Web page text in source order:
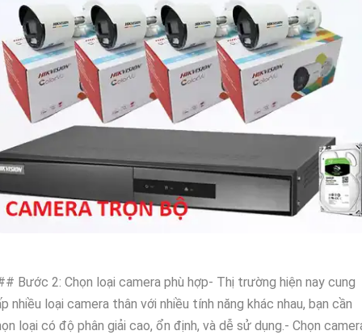
Bước 2: Chọn loại camera phù hợp- Thị trường hiện nay cung
nhiều loại camera thân với nhiều tính năng khác nhau, bạn cần
loại có độ phân giải cao, ổn định, và dễ sử dụng.- Chọn